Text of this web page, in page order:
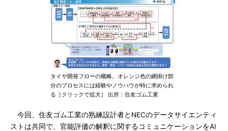
タイヤ開発フローの概略。オレンジ色の網掛け部
分のプロセスには経験やノウハウが特に求められ
る［クリックで拡大］ 出所：住友ゴム工業
今回、住友ゴム工業の熟練設計者とNECのデータサイエンティ
ストは共同で、官能評価の解釈に関するコミュニケーションをAI